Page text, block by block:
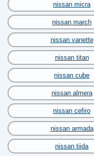
nissan micra
nissan march
nissan vanette
nissan titan
nissan cube
nissan almera
nissan cefiro
nissan armada
nissan tiida